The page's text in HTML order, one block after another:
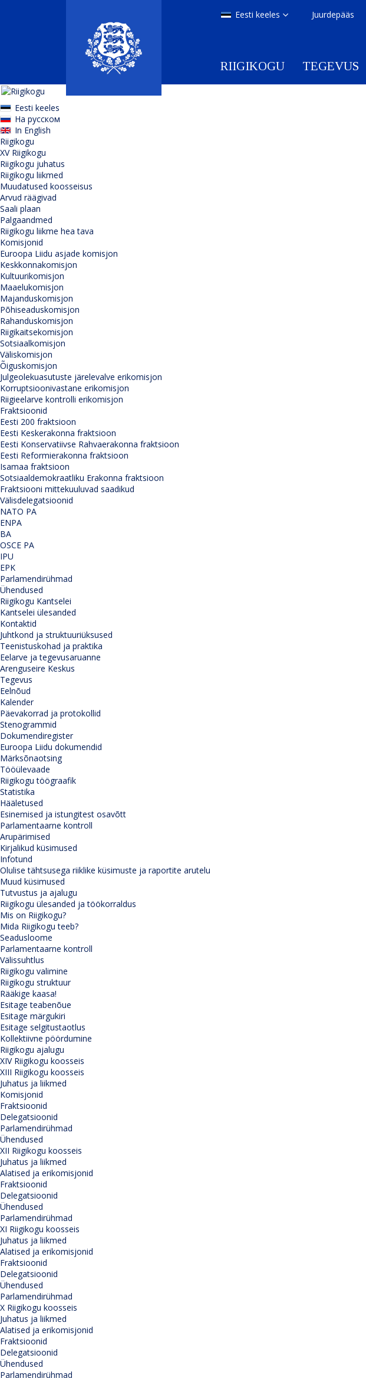
Juurdepääs
Eesti keeles
RIIGIKOGU TEGEVUS
Eesti keeles
На русском
In English
Riigikogu
XV Riigikogu
Riigikogu juhatus
Riigikogu liikmed
Muudatused koosseisus
Arvud räägivad
Saali plaan
Palgaandmed
Riigikogu liikme hea tava
Komisjonid
Euroopa Liidu asjade komisjon
Keskkonnakomisjon
Kultuurikomisjon
Maaelukomisjon
Majanduskomisjon
Põhiseaduskomisjon
Rahanduskomisjon
Riigikaitsekomisjon
Sotsiaalkomisjon
Väliskomisjon
Õiguskomisjon
Julgeolekuasutuste järelevalve erikomisjon
Korruptsioonivastane erikomisjon
Riigieelarve kontrolli erikomisjon
Fraktsioonid
Eesti 200 fraktsioon
Eesti Keskerakonna fraktsioon
Eesti Konservatiivse Rahvaerakonna fraktsioon
Eesti Reformierakonna fraktsioon
Isamaa fraktsioon
Sotsiaaldemokraatliku Erakonna fraktsioon
Fraktsiooni mittekuuluvad saadikud
Välisdelegatsioonid
NATO PA
ENPA
BA
OSCE PA
IPU
EPK
Parlamendirühmad
Ühendused
Riigikogu Kantselei
Kantselei ülesanded
Kontaktid
Juhtkond ja struktuuriüksused
Teenistuskohad ja praktika
Eelarve ja tegevusaruanne
Arenguseire Keskus
Tegevus
Eelnõud
Kalender
Päevakorrad ja protokollid
Stenogrammid
Dokumendiregister
Euroopa Liidu dokumendid
Märksõnaotsing
Tööülevaade
Riigikogu töögraafik
Statistika
Hääletused
Esinemised ja istungitest osavõtt
Parlamentaarne kontroll
Arupärimised
Kirjalikud küsimused
Infotund
Olulise tähtsusega riiklike küsimuste ja raportite arutelu
Muud küsimused
Tutvustus ja ajalugu
Riigikogu ülesanded ja töökorraldus
Mis on Riigikogu?
Mida Riigikogu teeb?
Seadusloome
Parlamentaarne kontroll
Välissuhtlus
Riigikogu valimine
Riigikogu struktuur
Rääkige kaasa!
Esitage teabenõue
Esitage märgukiri
Esitage selgitustaotlus
Kollektiivne pöördumine
Riigikogu ajalugu
XIV Riigikogu koosseis
XIII Riigikogu koosseis
Juhatus ja liikmed
Komisjonid
Fraktsioonid
Delegatsioonid
Parlamendirühmad
Ühendused
XII Riigikogu koosseis
Juhatus ja liikmed
Alatised ja erikomisjonid
Fraktsioonid
Delegatsioonid
Ühendused
Parlamendirühmad
XI Riigikogu koosseis
Juhatus ja liikmed
Alatised ja erikomisjonid
Fraktsioonid
Delegatsioonid
Ühendused
Parlamendirühmad
X Riigikogu koosseis
Juhatus ja liikmed
Alatised ja erikomisjonid
Fraktsioonid
Delegatsioonid
Ühendused
Parlamendirühmad